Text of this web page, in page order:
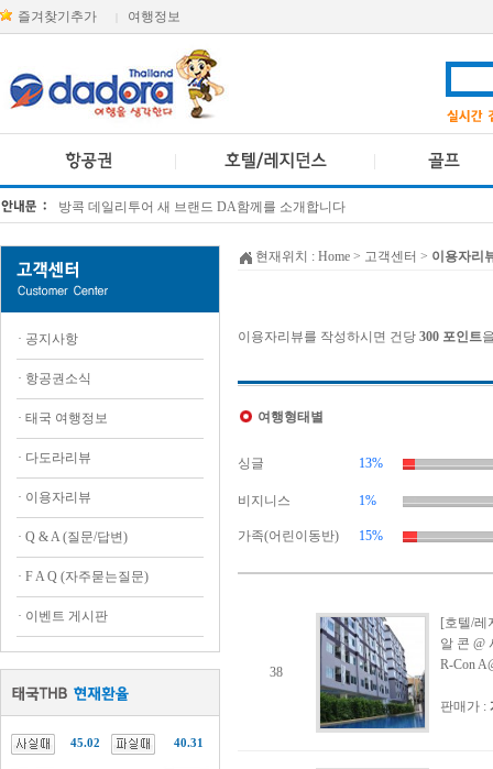
즐겨찾기추가 여행정보
방콕 데일리투어 새 브랜드 DA함께를 소개합니다
· 공지사항
· 항공권소식
· 태국 여행정보
· 다도라리뷰
· 이용자리뷰
· Q & A (질문/답변)
· F A Q (자주묻는질문)
· 이벤트 게시판
45.02 40.31
현재위치 : Home > 고객센터 > 이용자리
이용자리뷰를 작성하시면 건당 300 포인트
여행형태별
싱글 13%
비지니스 1%
가족(어린이동반) 15%
38
[호텔/
알 콘 @
R-Con
판매가 :